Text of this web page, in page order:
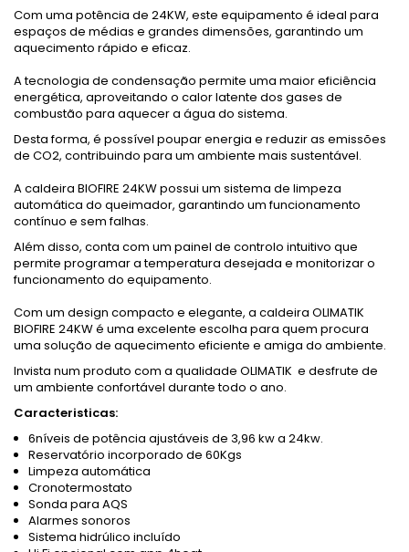
Com uma potência de 24KW, este equipamento é ideal para
espaços de médias e grandes dimensões, garantindo um
aquecimento rápido e eficaz.
A tecnologia de condensação permite uma maior eficiência
energética, aproveitando o calor latente dos gases de
combustão para aquecer a água do sistema.
Desta forma, é possível poupar energia e reduzir as emissões
de CO2, contribuindo para um ambiente mais sustentável.
A caldeira BIOFIRE 24KW possui um sistema de limpeza
automática do queimador, garantindo um funcionamento
contínuo e sem falhas.
Além disso, conta com um painel de controlo intuitivo que
permite programar a temperatura desejada e monitorizar o
funcionamento do equipamento.
Com um design compacto e elegante, a caldeira OLIMATIK
BIOFIRE 24KW é uma excelente escolha para quem procura
uma solução de aquecimento eficiente e amiga do ambiente.
Invista num produto com a qualidade OLIMATIK e desfrute de
um ambiente confortável durante todo o ano.
Caracteristicas:
6níveis de potência ajustáveis de 3,96 kw a 24kw.
Reservatório incorporado de 60Kgs
Limpeza automática
Cronotermostato
Sonda para AQS
Alarmes sonoros
Sistema hidrúlico incluído